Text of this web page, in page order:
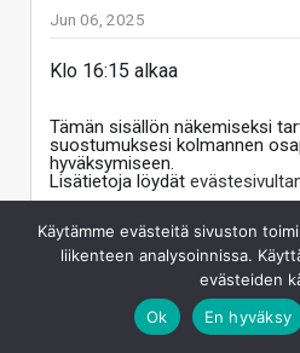
Jun 06, 2025
Klo 16:15 alkaa
Tämän sisällön näkemiseksi
suostumuksesi kolmannen
hyväksymiseen.
Lisätietoja löydät
HYVÄKSY KOLMANNEN
Klikkaa
Käytämme evästeitä sivuston
liikenteen analysoinnissa.
evästeiden
Ok
En hyväksy